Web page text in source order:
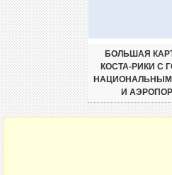
БОЛЬШАЯ
КОСТА-РИКИ С
И